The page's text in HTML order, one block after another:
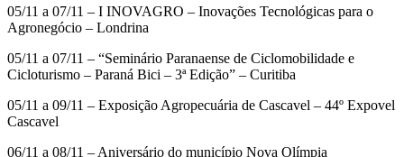
05/11 a 07/11 – I INOVAGRO – Inovações Tecnológicas para o
Agronegócio – Londrina
05/11 a 07/11 – “Seminário Paranaense de Ciclomobilidade e
Cicloturismo – Paraná Bici – 3ª Edição” – Curitiba
05/11 a 09/11 – Exposição Agropecuária de Cascavel – 44º Expovel
Cascavel
06/11 a 08/11 – Aniversário do município Nova Olímpia